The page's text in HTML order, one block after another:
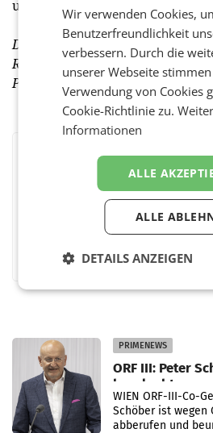
und RTL AdAlliance. (red)
Dazu lesen Sie einen
Reaktionen der Branche in
Printausgabe.
BEWERTEN SIE DIESEN ARTIKEL
PRIMENEWS
ORF III: Peter
beurlaubt
WIEN ORF-III-Co-
Schöber ist wegen
abberufen und
Wir verwenden Cookies,
Benutzerfreundlichkeit
verbessern. Durch die
unserer Webseite
Verwendung von Cookies
Cookie-Richtlinie zu.
Informationen
ALLE
ALLE
DETAILS ANZEIGEN